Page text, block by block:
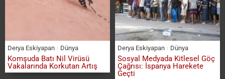
Derya Eskiyapan Dünya
Komşuda Batı Nil Virüsü
Vakalarında Korkutan Artış
Derya Eskiyapan Dünya
Sosyal Medyada Kitlesel Göç
Çağrısı: İspanya Harekete
Geçti